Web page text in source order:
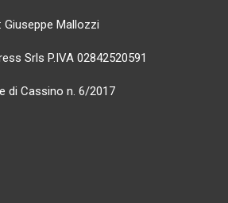
Mallozzi
Srls P.IVA 02842520591
di Cassino n. 6/2017